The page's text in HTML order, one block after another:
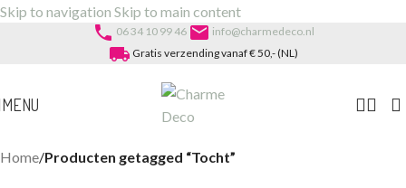
Skip to navigation Skip to main content
phone 06 34 10 99 46 email info@charmedeco.nl
local_shipping Gratis verzending vanaf € 50,- (NL)
MENU
Home/Producten getagged “Tocht”